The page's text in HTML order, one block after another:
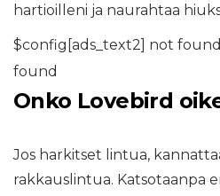
hartioilleni ja naurahtaa
$config[ads_text2] not
found
Onko Lovebird
Jos harkitset lintua,
rakkauslintua. Katsotaanpa